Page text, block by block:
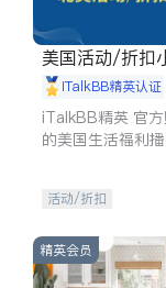
美国活动/折扣
iTalkBB精英认证
iTalkBB精英 官
的美国生活福利
专属福利。
活动/折扣
精英会员